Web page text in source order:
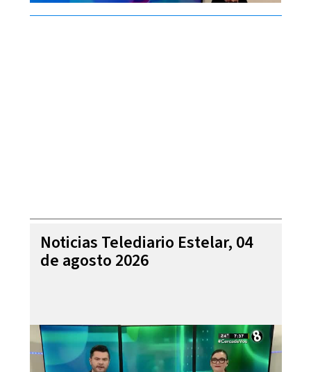
Noticias Telediario Estelar, 04
de agosto 2026